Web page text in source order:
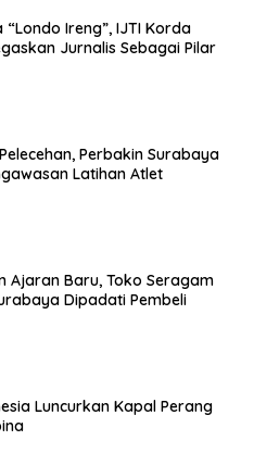
“Londo Ireng”, IJTI Korda
Jurnalis Sebagai Pilar
Perbakin Surabaya
Latihan Atlet
Ajaran Baru, Toko Seragam
Dipadati Pembeli
Luncurkan Kapal Perang